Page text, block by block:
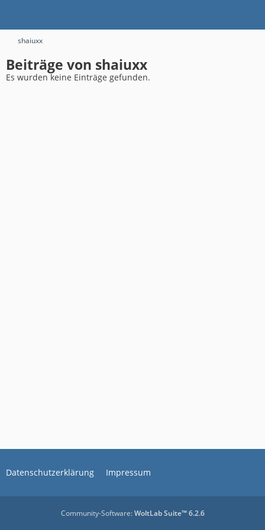
shaiuxx
Beiträge von shaiuxx
Es wurden keine Einträge gefunden.
Datenschutzerklärung Impressum
Community-Software:WoltLab Suite™ 6.2.6